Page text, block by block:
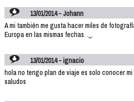
13/01/2014 - Johann
A mi también me gusta hacer miles de
Europa en las mismas fechas. ._.
13/01/2014 - ignacio
hola no tengo plan de viaje es solo conocer
saludos